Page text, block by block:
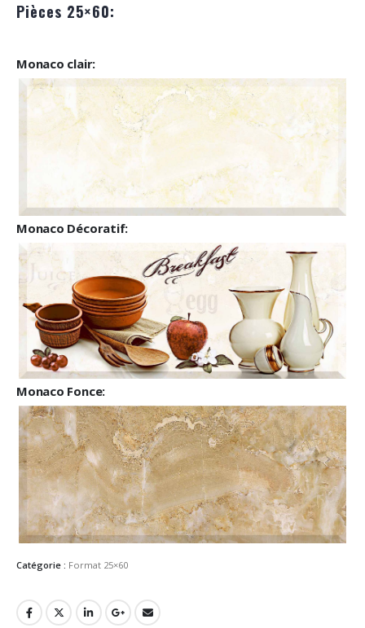
Pièces 25×60:
Monaco clair:
Monaco Décoratif:
Monaco Fonce:
Catégorie : Format 25×60